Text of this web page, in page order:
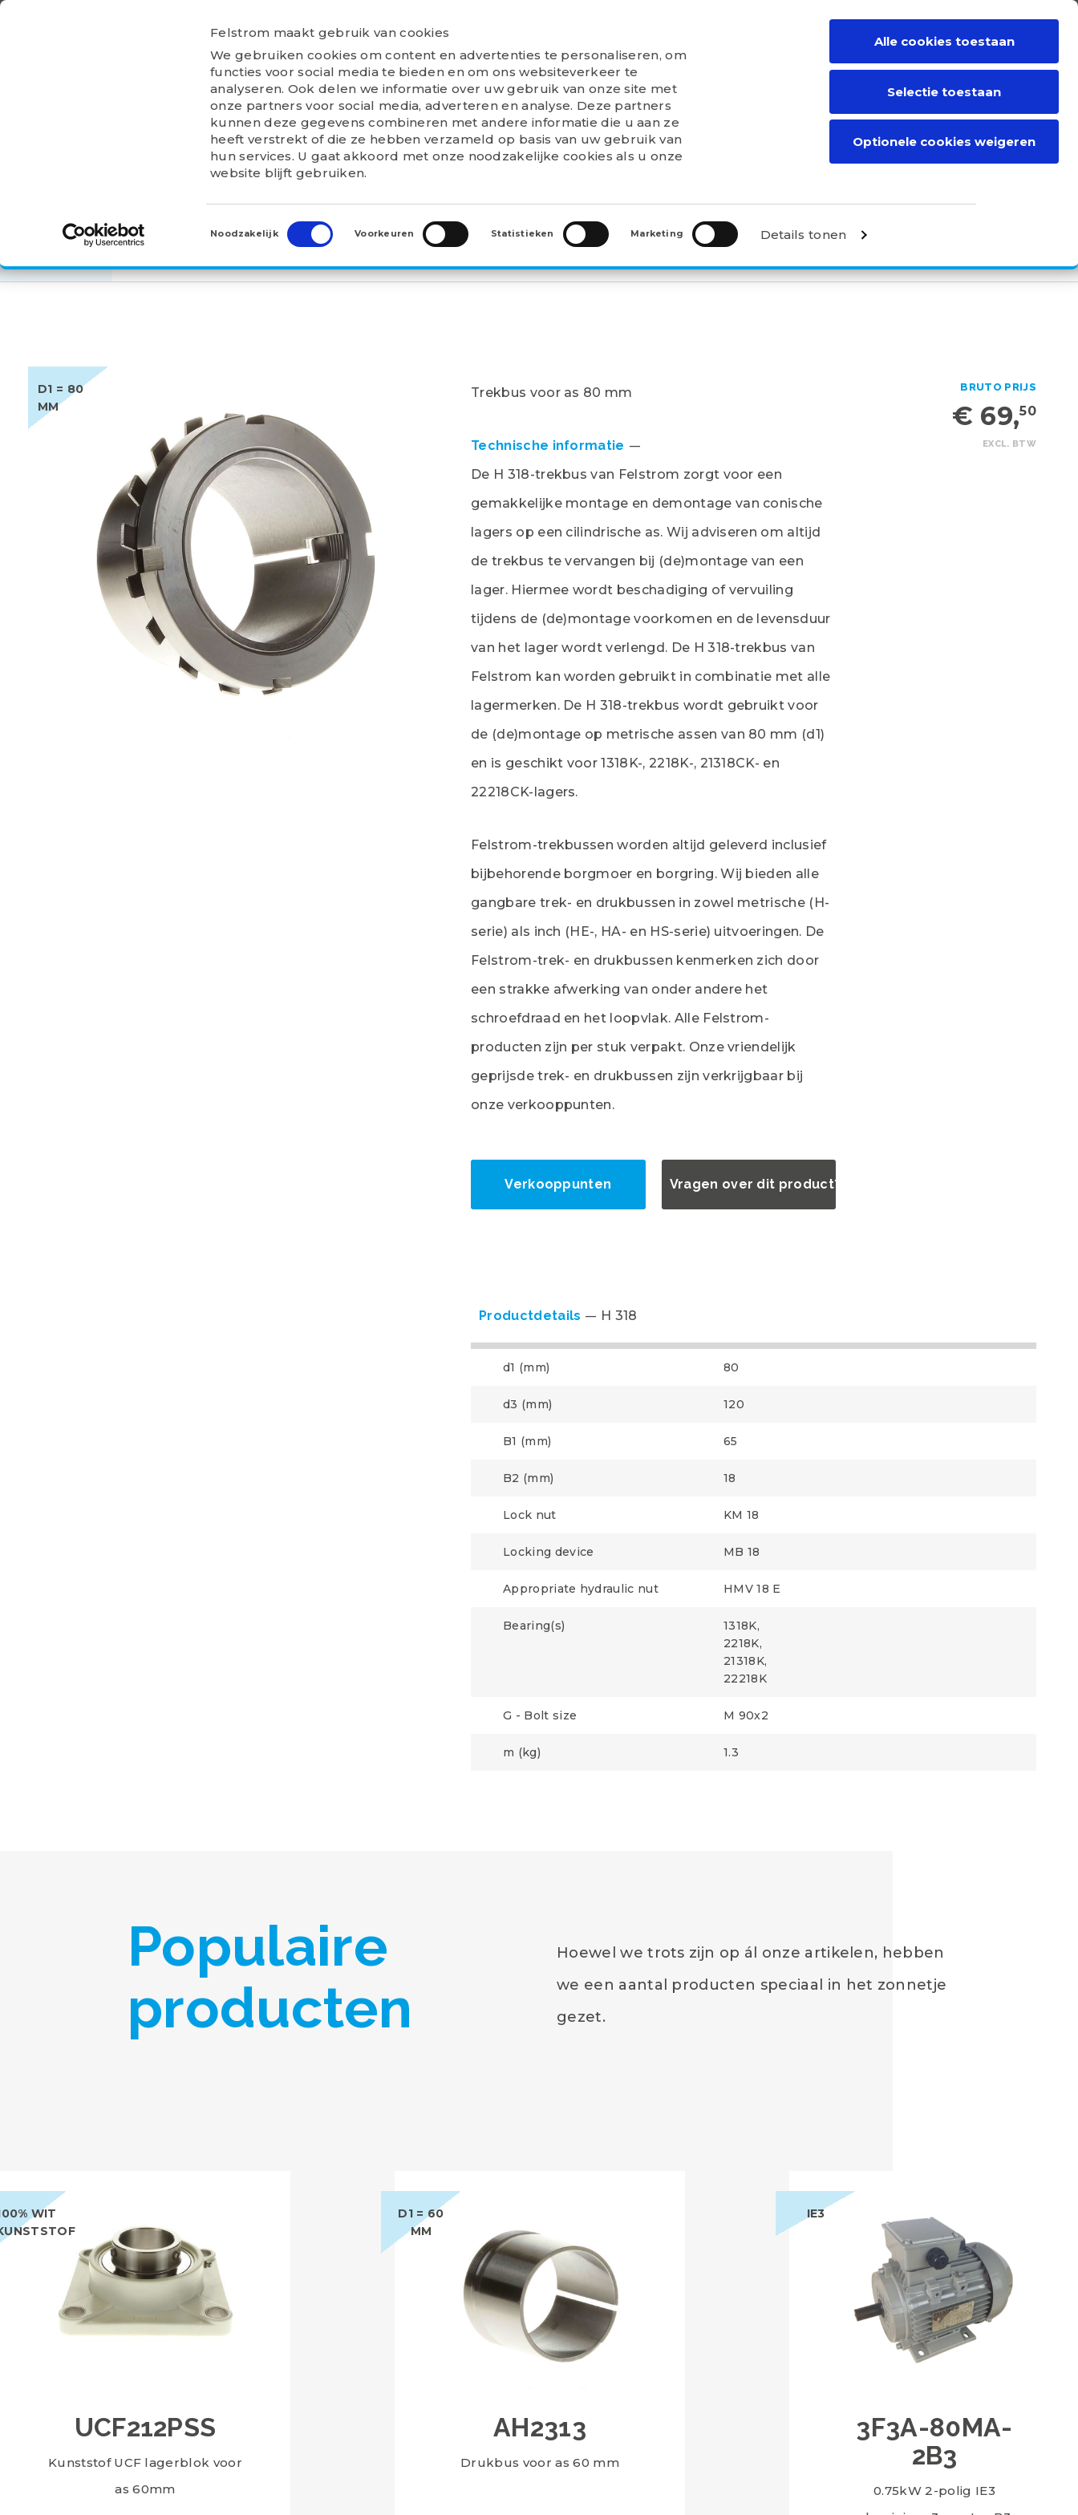
Felstrom maakt gebruik van cookies
We gebruiken cookies om content en advertenties te personaliseren, om
functies voor social media te bieden en om ons websiteverkeer te
analyseren. Ook delen we informatie over uw gebruik van onze site met
onze partners voor social media, adverteren en analyse. Deze partners
kunnen deze gegevens combineren met andere informatie die u aan ze
heeft verstrekt of die ze hebben verzameld op basis van uw gebruik van
hun services. U gaat akkoord met onze noodzakelijke cookies als u onze
website blijft gebruiken.
Toestemmingsselectie
Noodzakelijk
Voorkeuren Statistieken Marketing Details tonen
Alle cookies toestaan
Selectie toestaan
Optionele cookies weigeren
Ga
HOME
OVER
FELSTROM
PRODUCTEN VERKOOPPUNTEN
TREK- EN DRUKBUSSEN > TREKBUSSEN (H) > H 318
H 318
D1 = 80
MM
BRUTO PRIJS
EXCL. BTW
€ 69,50
Trekbus voor as 80 mm
Technische informatie
De H 318-trekbus van Felstrom zorgt voor een
gemakkelijke montage en demontage van conische
lagers op een cilindrische as. Wij adviseren om altijd
de trekbus te vervangen bij (de)montage van een
lager. Hiermee wordt beschadiging of vervuiling
tijdens de (de)montage voorkomen en de levensduur
van het lager wordt verlengd. De H 318-trekbus van
Felstrom kan worden gebruikt in combinatie met alle
lagermerken. De H 318-trekbus wordt gebruikt voor
de (de)montage op metrische assen van 80 mm (d1)
en is geschikt voor 1318K-, 2218K-, 21318CK- en
22218CK-lagers.
Felstrom-trekbussen worden altijd geleverd inclusief
bijbehorende borgmoer en borgring. Wij bieden alle
gangbare trek- en drukbussen in zowel metrische (H-
serie) als inch (HE-, HA- en HS-serie) uitvoeringen. De
Felstrom-trek- en drukbussen kenmerken zich door
een strakke afwerking van onder andere het
schroefdraad en het loopvlak. Alle Felstrom-
producten zijn per stuk verpakt. Onze vriendelijk
geprijsde trek- en drukbussen zijn verkrijgbaar bij
onze verkooppunten.
Verkooppunten Vragen over dit product?
Productdetails H 318
d1 (mm) 80
d3 (mm) 120
B1 (mm) 65
B2 (mm) 18
Lock nut KM 18
Locking device MB 18
Appropriate hydraulic nut HMV 18 E
Bearing(s)
1318K,
2218K,
21318K,
22218K
G - Bolt size M 90x2
m (kg) 1.3
Populaire
producten
Hoewel we trots zijn op ál onze artikelen, hebben
we een aantal producten speciaal in het zonnetje
gezet.
UCF212PSS
Kunststof UCF lagerblok voor
as 60mm
WIT
AH2313
Drukbus voor as 60 mm
D1 = 60
MM
3F3A-80MA-
2B3
0.75kW 2-polig IE3
IE3